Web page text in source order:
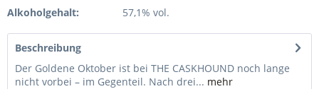
Alkoholgehalt:
57,1% vol.
Beschreibung
Der Goldene Oktober ist bei THE CASKHOUND noch lange
nicht vorbei – im Gegenteil. Nach drei... mehr